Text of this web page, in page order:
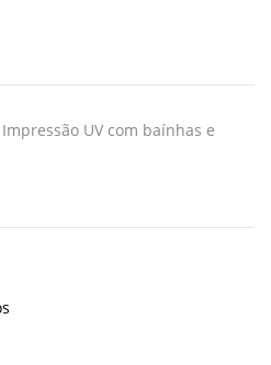
UV com baínhas e